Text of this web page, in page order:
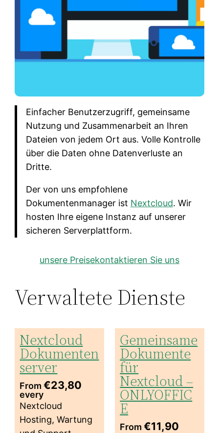
Einfacher Benutzerzugriff, gemeinsame
Nutzung und Zusammenarbeit an Ihren
Dateien von jedem Ort aus. Volle Kontrolle
über die Daten ohne Datenverluste an
Dritte.
Der von uns empfohlene
Dokumentenmanager ist Nextcloud. Wir
hosten Ihre eigene Instanz auf unserer
sicheren Serverplattform.
unsere Preisekontaktieren Sie uns
Verwaltete Dienste
Nextcloud
Dokumenten
server
From€23,80
every
Nextcloud
Hosting, Wartung
Gemeinsame
Dokumente
für
Nextcloud –
ONLYOFFIC
E
From€11,90